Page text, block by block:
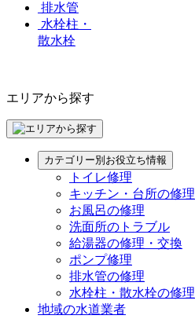
排水管
水栓柱・
散水栓
エリアから探す
カテゴリー別お役立ち情報
トイレ修理
キッチン・台所の修理
お風呂の修理
洗面所のトラブル
給湯器の修理・交換
ポンプ修理
排水管の修理
水栓柱・散水栓の修理
地域の水道業者